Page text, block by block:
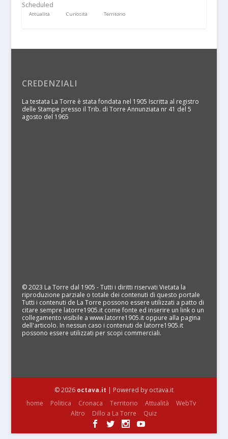
Scheduled
Attualità Curiosità Territorio
CREDENZIALI
La testata La Torre è stata fondata nel 1905 Iscritta al registro
delle Stampe presso il Trib. di Torre Annunziata nr 41 del 5
agosto del 1965
© 2023 La Torre dal 1905 - Tutti i diritti riservati Vietata la
riproduzione parziale o totale dei contenuti di questo portale
Tutti i contenuti de La Torre possono essere utilizzati a patto di
citare sempre latorre1905.it come fonte ed inserire un link o un
collegamento visibile a www.latorre1905.it oppure alla pagina
dell'articolo. In nessun caso i contenuti de latorre1905.it
possono essere utilizzati per scopi commerciali.
© 2026 octava.it | Powered by octava.it
home
Politica Cronaca Territorio Attualità
WebTv
Altro
Dillo a La Torre Quiz